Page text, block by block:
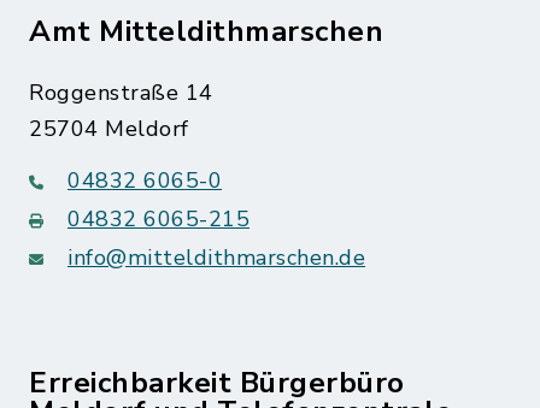
Amt Mitteldithmarschen
Roggenstraße 14
25704 Meldorf
04832 6065-0
04832 6065-215
info@mitteldithmarschen.de
Erreichbarkeit Bürgerbüro